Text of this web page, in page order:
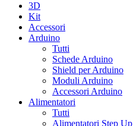
3D
Kit
Accessori
Arduino
Tutti
Schede Arduino
Shield per Arduino
Moduli Arduino
Accessori Arduino
Alimentatori
Tutti
Alimentatori Step Up